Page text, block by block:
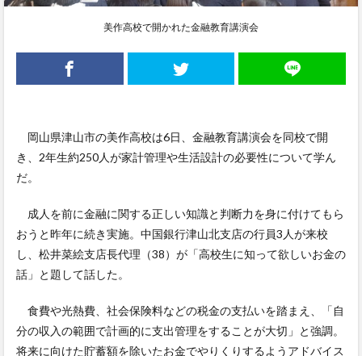
美作高校で開かれた金融教育講演会
岡山県津山市の美作高校は6日、金融教育講演会を同校で開
き、2年生約250人が家計管理や生活設計の必要性について学ん
だ。
成人を前に金融に関する正しい知識と判断力を身に付けてもら
おうと昨年に続き実施。中国銀行津山北支店の行員3人が来校
し、松井菜絵支店長代理（38）が「高校生に知って欲しいお金の
話」と題して話した。
食費や光熱費、社会保険料などの税金の支払いを踏まえ、「自
分の収入の範囲で計画的に支出管理をすることが大切」と強調。
将来に向けた貯蓄額を除いたお金でやりくりするようアドバイス